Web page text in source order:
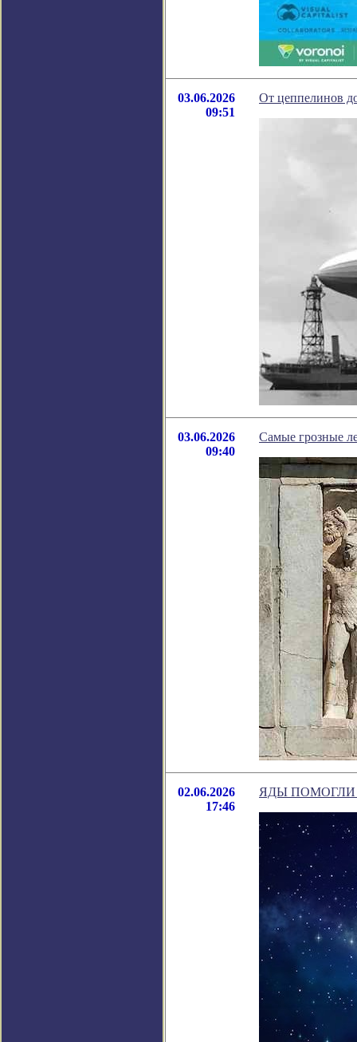
03.06.2026
09:51
От цеппелинов
03.06.2026
09:40
Самые грозные
02.06.2026
17:46
ЯДЫ ПОМОГЛИ